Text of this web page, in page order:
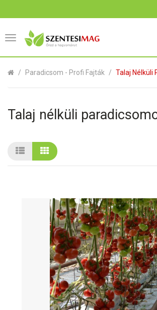
Paradicsom - Profi Fajták Talaj Nélküli
Talaj nélküli